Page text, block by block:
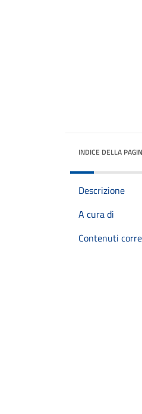
INDICE DELLA
Descrizione
A cura di
Contenuti